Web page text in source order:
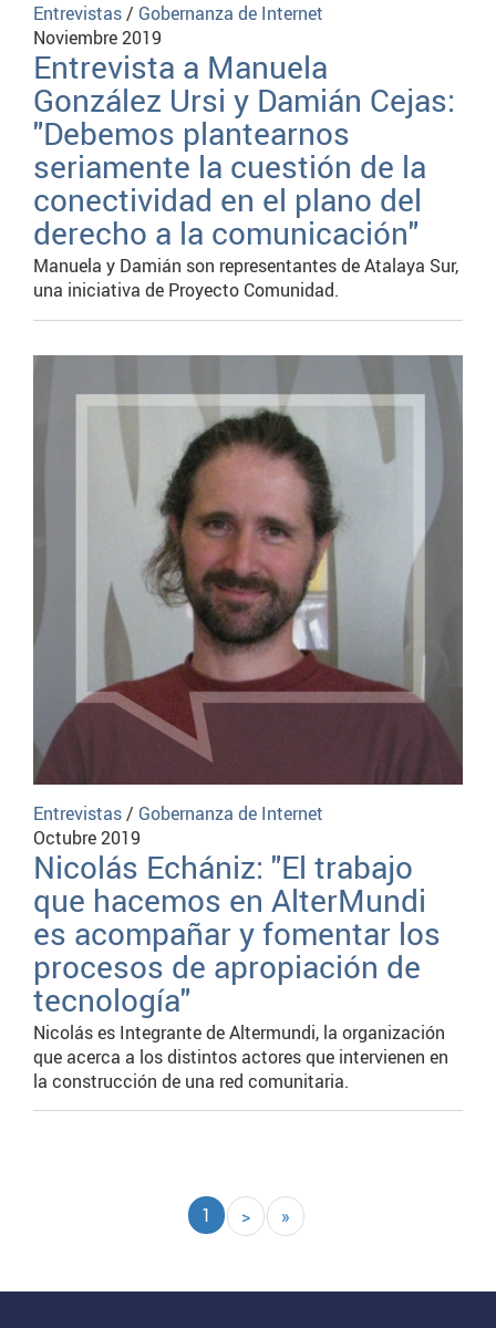
Entrevistas/ Gobernanza de Internet
Noviembre 2019
Entrevista a Manuela
González Ursi y Damián Cejas:
"Debemos plantearnos
seriamente la cuestión de la
conectividad en el plano del
derecho a la comunicación"
Manuela y Damián son representantes de Atalaya Sur,
una iniciativa de Proyecto Comunidad.
Entrevistas/ Gobernanza de Internet
Octubre 2019
Nicolás Echániz: "El trabajo
que hacemos en AlterMundi
es acompañar y fomentar los
procesos de apropiación de
tecnología"
Nicolás es Integrante de Altermundi, la organización
que acerca a los distintos actores que intervienen en
la construcción de una red comunitaria.
Página
actual
1
Siguiente
página
>
Última
página
»